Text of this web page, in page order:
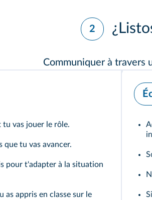
2
Communiquer à travers
tu vas jouer le rôle.
que tu vas avancer.
pour t'adapter à la situation
as appris en classe sur le